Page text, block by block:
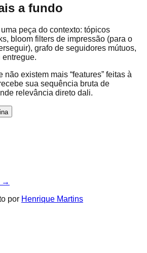
a fundo
peça do contexto: tópicos
bloom filters de impressão (para o
grafo de seguidores mútuos,
entregue.
não existem mais “features” feitas à
sua sequência bruta de
relevância direto dali.
→
por Henrique Martins